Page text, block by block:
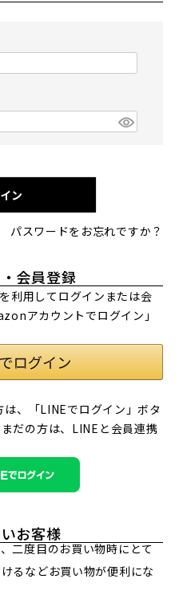
ン
パスワードをお忘れですか？
会員登録
利用してログインまたは会
アカウントでログイン」
、「LINEでログイン」ボタ
だの方は、 LINEと会員連携
お客様
二度目のお買い物時にとて
るなどお買い物が便利にな